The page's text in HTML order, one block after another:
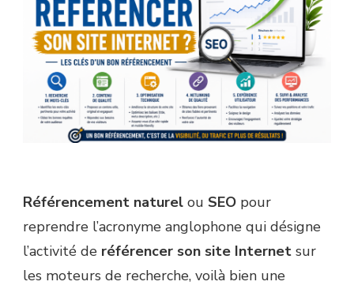
Référencement naturel ou SEO pour
reprendre l’acronyme anglophone qui désigne
l’activité de référencer son site Internet sur
les moteurs de recherche, voilà bien une